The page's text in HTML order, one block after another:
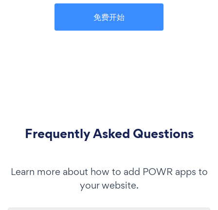
免费开始
Frequently Asked Questions
Learn more about how to add POWR apps to
your website.